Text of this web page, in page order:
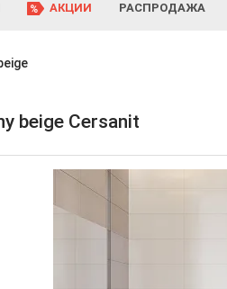
АКЦИИ РАСПРОДАЖА
beige Cersanit